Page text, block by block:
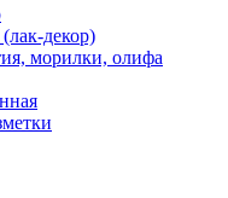
декор)
морилки, олифа